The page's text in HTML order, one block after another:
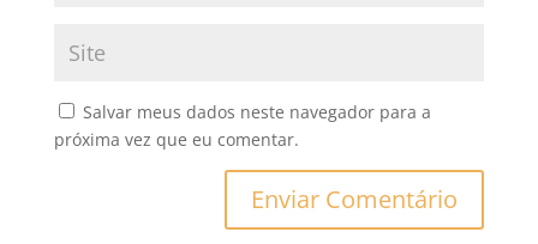
Salvar meus dados neste navegador para a
próxima vez que eu comentar.